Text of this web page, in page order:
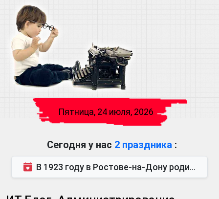
Пятница, 24 июля, 2026
Сегодня у нас 2 праздника :
В 1923 году в Ростове-на-Дону родился Виктор Михайлович Глушков. Под руководством Виктора Михайло...